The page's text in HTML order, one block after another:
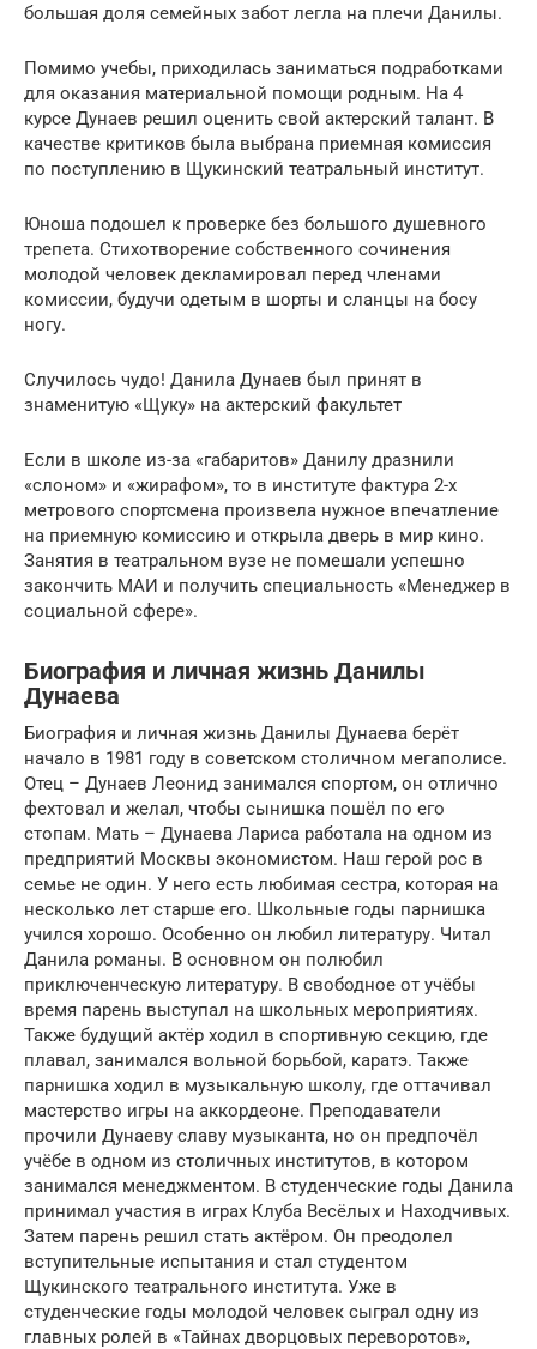
большая доля семейных забот легла на плечи Данилы.
Помимо учебы, приходилась заниматься подработками
для оказания материальной помощи родным. На 4
курсе Дунаев решил оценить свой актерский талант. В
качестве критиков была выбрана приемная комиссия
по поступлению в Щукинский театральный институт.
Юноша подошел к проверке без большого душевного
трепета. Стихотворение собственного сочинения
молодой человек декламировал перед членами
комиссии, будучи одетым в шорты и сланцы на босу
ногу.
Случилось чудо! Данила Дунаев был принят в
знаменитую «Щуку» на актерский факультет
Если в школе из-за «габаритов» Данилу дразнили
«слоном» и «жирафом», то в институте фактура 2-х
метрового спортсмена произвела нужное впечатление
на приемную комиссию и открыла дверь в мир кино.
Занятия в театральном вузе не помешали успешно
закончить МАИ и получить специальность «Менеджер в
социальной сфере».
Биография и личная жизнь Данилы
Дунаева
Биография и личная жизнь Данилы Дунаева берёт
начало в 1981 году в советском столичном мегаполисе.
Отец – Дунаев Леонид занимался спортом, он отлично
фехтовал и желал, чтобы сынишка пошёл по его
стопам. Мать – Дунаева Лариса работала на одном из
предприятий Москвы экономистом. Наш герой рос в
семье не один. У него есть любимая сестра, которая на
несколько лет старше его. Школьные годы парнишка
учился хорошо. Особенно он любил литературу. Читал
Данила романы. В основном он полюбил
приключенческую литературу. В свободное от учёбы
время парень выступал на школьных мероприятиях.
Также будущий актёр ходил в спортивную секцию, где
плавал, занимался вольной борьбой, каратэ. Также
парнишка ходил в музыкальную школу, где оттачивал
мастерство игры на аккордеоне. Преподаватели
прочили Дунаеву славу музыканта, но он предпочёл
учёбе в одном из столичных институтов, в котором
занимался менеджментом. В студенческие годы Данила
принимал участия в играх Клуба Весёлых и Находчивых.
Затем парень решил стать актёром. Он преодолел
вступительные испытания и стал студентом
Щукинского театрального института. Уже в
студенческие годы молодой человек сыграл одну из
главных ролей в «Тайнах дворцовых переворотов»,